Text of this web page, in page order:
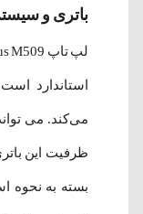
باتری و
استاندارد